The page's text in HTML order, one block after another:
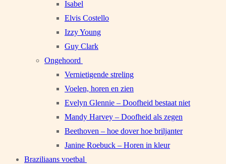
Isabel
Elvis Costello
Izzy Young
Guy Clark
Ongehoord
Vernietigende streling
Voelen, horen en zien
Evelyn Glennie – Doofheid bestaat niet
Mandy Harvey – Doofheid als zegen
Beethoven – hoe dover hoe briljanter
Janine Roebuck – Horen in kleur
Braziliaans voetbal